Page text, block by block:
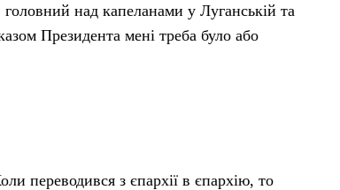
над капеланами у Луганській та
Президента мені треба було або
переводився з єпархії в єпархію, то